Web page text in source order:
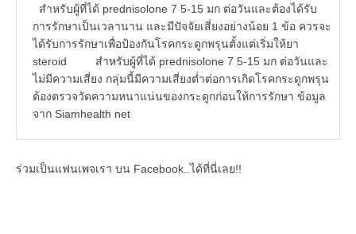
สำหรับผู้ที่ได้ prednisolone 7 5-15 มก ต่อวันและต้องได้รับ
การรักษาเป็นเวลานาน และมีปัจจัยเสี่ยงอย่างน้อย 1 ข้อ ควรจะ
ได้รับการรักษาเพื่อป้องกันโรคกระดูกพรุนตั้งแต่เริ่มให้ยา
steroid สำหรับผู้ที่ได้ prednisolone 7 5-15 มก ต่อวันและ
ไม่มีความเสี่ยง กลุ่มนี้มีความเสี่ยงต่ำต่อการเกิดโรคกระดูกพรุน
ต้องตรวจวัดความหนาแน่นของกระดูกก่อนให้การรักษา ข้อมูล
จาก Siamhealth net
ร่วมเป็นแฟนเพจเรา บน Facebook..ได้ที่นี่เลย!!